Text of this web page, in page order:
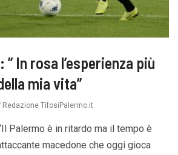
In rosa l’esperienza più
mia vita”
Redazione TifosiPalermo.it
Palermo è in ritardo ma il tempo è
macedone che oggi gioca